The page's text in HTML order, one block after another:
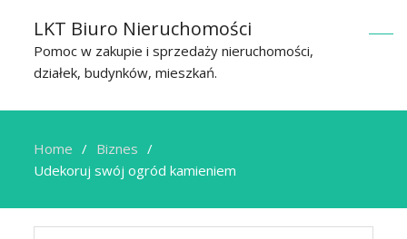
LKT Biuro Nieruchomości
Pomoc w zakupie i sprzedaży nieruchomości,
działek, budynków, mieszkań.
Home
Biznes
Udekoruj swój ogród kamieniem